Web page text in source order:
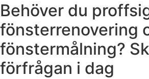
Behöver du
fönsterrenovering
fönstermålning?
förfrågan i dag